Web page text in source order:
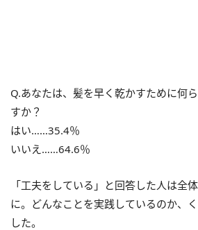
Q.あなたは、髪を早く乾かすために何
すか？
はい……35.4％
いいえ……64.6％
「工夫をしている」と回答した人は全
に。どんなことを実践しているのか、
した。